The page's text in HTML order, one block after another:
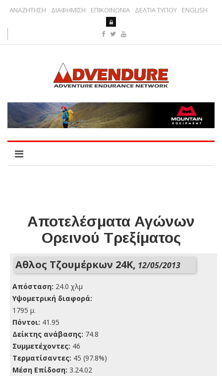
ΑΝΑΖΗΤΗΣΗ ΔΙΑΦΗΜΙΣΗ ΕΠΙΚΟΙΝΩΝΙΑ ΔΕΛΤΙΑ ΤΥΠΟΥ ENGLISH
Αποτελέσματα Αγώνων
Ορεινού Τρεξίματος
Αθλος Τζουμέρκων 24Κ, 12/05/2013
Απόσταση: 24.0 χλμ
Yψομετρική διαφορά:
1795 μ.
Πόντοι: 41.95
Δείκτης ανάβασης: 74.8
Συμμετέχοντες: 46
Τερματίσαντες: 45 (97.8%)
Μέση Επίδοση: 3.24.02